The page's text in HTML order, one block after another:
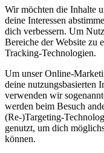
Wir möchten die Inhalte
deine Interessen
dich verbessern. Um
Bereiche der Website zu
Tracking-Technologien.
Um unser Online-
deine nutzungsbasierten
verwenden wir
werden beim Besuch
(Re-)Targeting-
genutzt, um dich
können.